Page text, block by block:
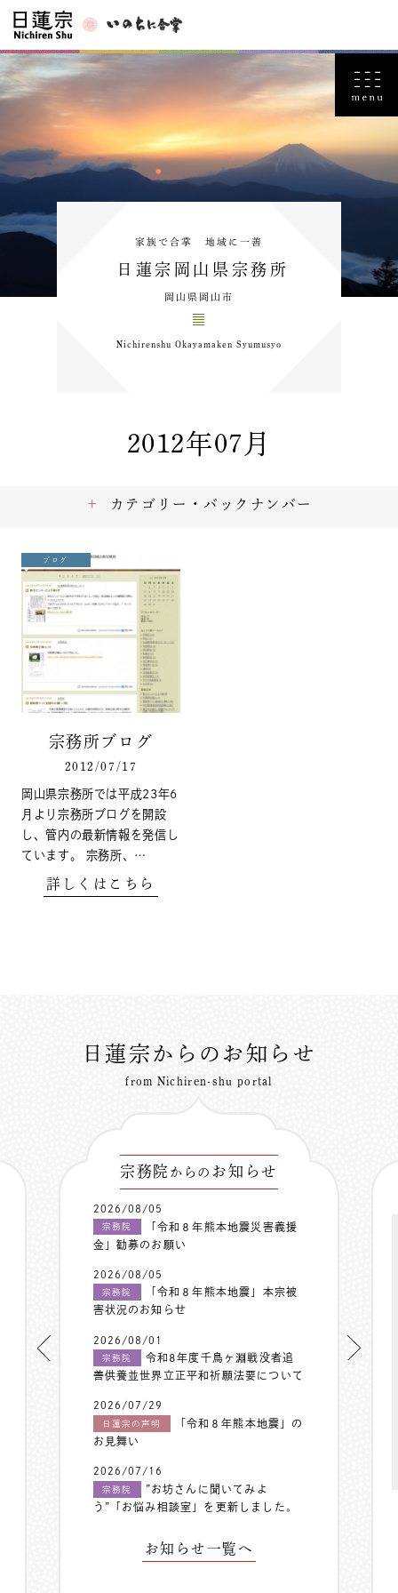
家族で合掌 地域に一善
日蓮宗岡山県宗務所
岡山県岡山市
Nichirenshu Okayamaken Syumusyo
2012年07月
ブログ
宗務所ブログ
2012/07/17
岡山県宗務所では平成23年6
月より宗務所ブログを開設
し、管内の最新情報を発信し
ています。 宗務所、…
詳しくはこちら
カテゴリー・バックナンバー
日蓮宗からのお知らせ
from Nichiren-shu portal
宗務院 からの お知らせ
2026/08/05
宗務院
「令和８年熊本地震災害義援
金」勧募のお願い
2026/08/05
宗務院
「令和８年熊本地震」本宗被
害状況のお知らせ
2026/08/01
宗務院
令和8年度千鳥ヶ淵戦没者追
善供養並世界立正平和祈願法要について
2026/07/29
日蓮宗の声明
「令和８年熊本地震」の
お見舞い
2026/07/16
宗務院
”お坊さんに聞いてみよ
う”「お悩み相談室」を更新しました。
お知らせ一覧へ